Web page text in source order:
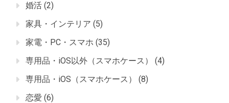
婚活 (2)
家具・インテリア (5)
家電・PC・スマホ (35)
専用品・iOS以外（スマホケース）
(4)
専用品・iOS（スマホケース）
(8)
恋愛 (6)